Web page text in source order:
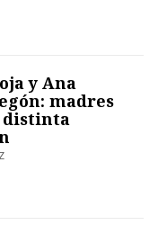
y Ana
madres
distinta